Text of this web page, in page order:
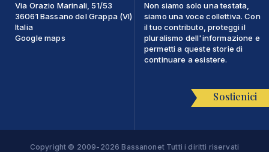
Via Orazio Marinali, 51/53
36061 Bassano del Grappa (VI)
Italia
Google maps
Non siamo solo una testata,
siamo una voce collettiva. Con
il tuo contributo, proteggi il
pluralismo dell'informazione e
permetti a queste storie di
continuare a esistere.
Sostienici
Copyright © 2009-2026 Bassanonet Tutti i diritti riservati